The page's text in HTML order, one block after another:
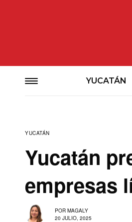
YUCATÁN
YUCATÁN
Yucatán
empresas
POR MAGALY
20 JULIO, 2025